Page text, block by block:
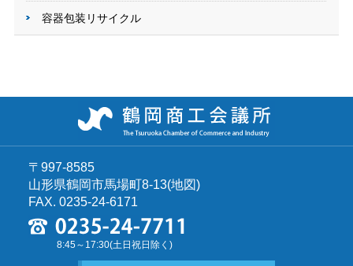
容器包装リサイクル
〒997-8585
山形県鶴岡市馬場町8-13(地図)
FAX. 0235-24-6171
8:45～17:30(土日祝日除く)